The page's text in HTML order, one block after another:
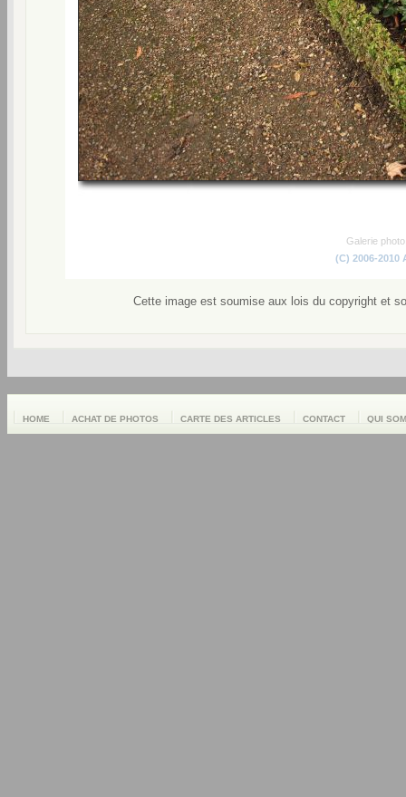
Galerie
(C) 2006-2010
Cette image est soumise aux lois du copyright et
HOME ACHAT DE PHOTOS CARTE DES ARTICLES CONTACT QUI